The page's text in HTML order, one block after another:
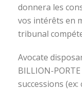
donnera les
vos intérêts en
tribunal
Avocate
BILLION-
successions